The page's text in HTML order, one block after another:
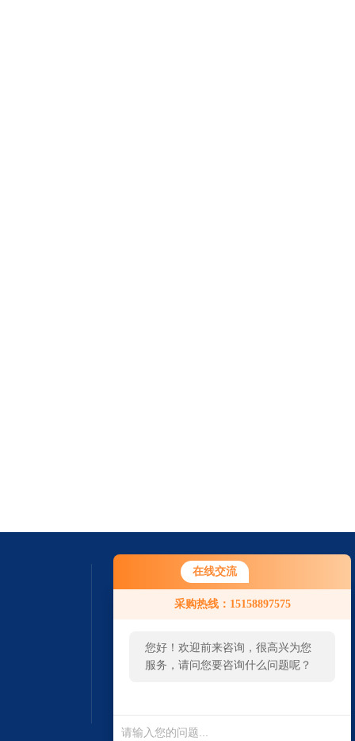
在线交流
采购热线：15158897575
您好！欢迎前来咨询，很高兴为您
服务，请问您要咨询什么问题呢？